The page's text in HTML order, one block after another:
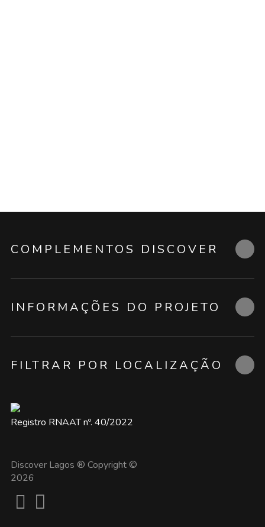
COMPLEMENTOS DISCOVER
INFORMAÇÕES DO PROJETO
FILTRAR POR LOCALIZAÇÃO
Registro RNAAT nº. 40/2022
Discover Lagos ® Copyright ©
2026